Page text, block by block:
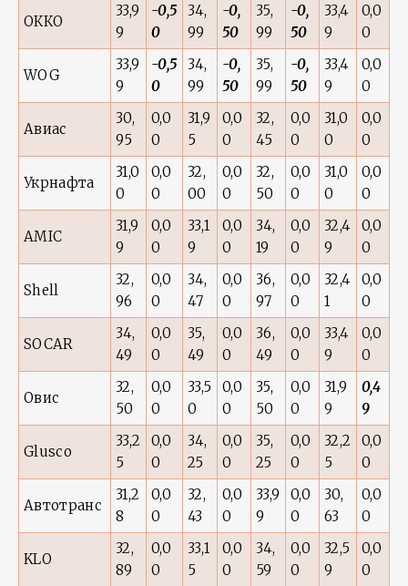
ОККО
33,9
9
-0,5
0
34,
99
-0,
50
35,
99
-0,
50
33,4
9
0,0
0
WOG
33,9
9
-0,5
0
34,
99
-0,
50
35,
99
-0,
50
33,4
9
0,0
0
Авиас
30,
95
0,0
0
31,9
5
0,0
0
32,
45
0,0
0
31,0
0
0,0
0
Укрнафта
31,0
0
0,0
0
32,
00
0,0
0
32,
50
0,0
0
31,0
0
0,0
0
AMIC
31,9
9
0,0
0
33,1
9
0,0
0
34,
19
0,0
0
32,4
9
0,0
0
Shell
32,
96
0,0
0
34,
47
0,0
0
36,
97
0,0
0
32,4
1
0,0
0
SOCAR
34,
49
0,0
0
35,
49
0,0
0
36,
49
0,0
0
33,4
9
0,0
0
Овис
32,
50
0,0
0
33,5
0
0,0
0
35,
50
0,0
0
31,9
9
0,4
9
Glusco
33,2
5
0,0
0
34,
25
0,0
0
35,
25
0,0
0
32,2
5
0,0
0
Автотранс
31,2
8
0,0
0
32,
43
0,0
0
33,9
9
0,0
0
30,
63
0,0
0
KLO
32,
89
0,0
0
33,1
5
0,0
0
34,
59
0,0
0
32,5
9
0,0
0